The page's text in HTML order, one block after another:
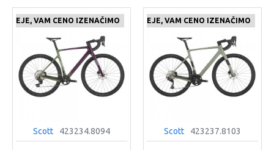
VAM CENO IZENAČIMO
Scott 423234.8094
ČE NAJDETE IZDELEK KJE CENEJE, VAM CENO IZENAČIMO
Scott 423237.8103